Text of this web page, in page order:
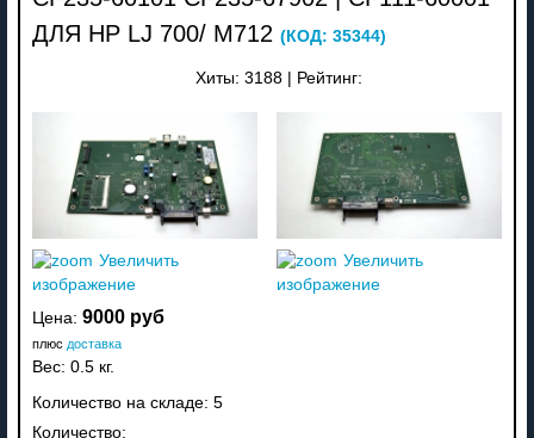
ДЛЯ HP LJ 700/ M712 (КОД: 35344)
Хиты: 3188 Рейтинг:
Увеличить
изображение
Увеличить
изображение
Цена: 9000 руб
плюс доставка
Вес: 0.5 кг.
Количество на складе: 5
Количество: